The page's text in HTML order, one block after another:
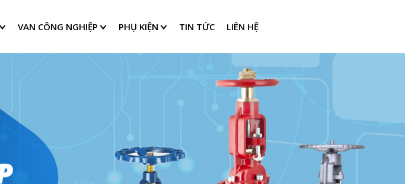
VAN CÔNG NGHIỆP PHỤ KIỆN TIN TỨC LIÊN HỆ